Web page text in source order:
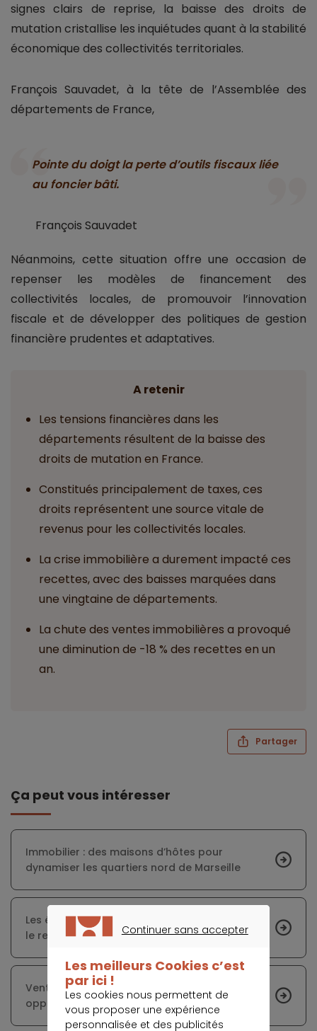
signes clairs de reprise, la baisse des droits de
mutation cristallise les inquiétudes quant à la stabilité
économique des collectivités territoriales.
François Sauvadet, à la tête de l’Assemblée des
départements de France,
Pointe du doigt la perte d’outils fiscaux liée
au foncier bâti.
François Sauvadet
Néanmoins, cette situation offre une occasion de
repenser les modèles de financement des
collectivités locales, de promouvoir l’innovation
fiscale et de développer des politiques de gestion
financière prudentes et adaptatives.
A retenir
Les tensions financières dans les
départements résultent de la baisse des
droits de mutation en France.
Constitués principalement de taxes, ces
droits représentent une source vitale de
revenus pour les collectivités locales.
La crise immobilière a durement impacté ces
recettes, avec des baisses marquées dans
une vingtaine de départements.
La chute des ventes immobilières a provoqué
une diminution de -18 % des recettes en un
an.
Partager
Ça peut vous intéresser
Immobilier : des maisons d’hôtes pour
dynamiser les quartiers nord de Marseille
Les éléments incontournables pour optimiser
le rendement d’une location de vacances
Vente immobilière aux promoteurs :
opportunités et défis sur le marché actuel
Continuer sans accepter
Les meilleurs Cookies c’est
par ici !
Les cookies nous permettent de
vous proposer une expérience
personnalisée et des publicités